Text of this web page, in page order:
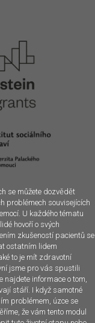
se můžete dozvědět
problémech souvisejících
U každého tématu
hovoří o svých
zkušeností pacientů se
ostatním lidem
to je mít zdravotní
jsme pro vás spustili
najdete informace o tom,
stáří. I když samotné
problémem, úzce se
že vám tento modul